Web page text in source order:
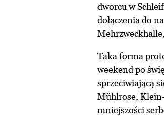
dworcu w
dołączenia do
Taka forma
weekend po
sprzeciwiającą
Mühlrose,
mniejszości